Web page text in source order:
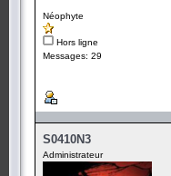
Néophyte
Hors ligne
Messages: 29
S0410N3
Administrateur